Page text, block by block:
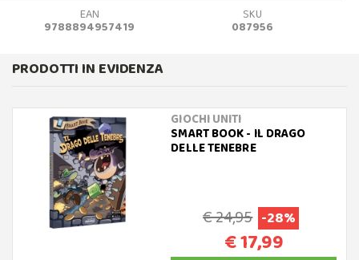
EAN
9788894957419
SKU
087956
PRODOTTI IN EVIDENZA
GIOCHI UNITI
SMART BOOK - IL DRAGO
DELLE TENEBRE
€ 24,95 -28%
€ 17,99